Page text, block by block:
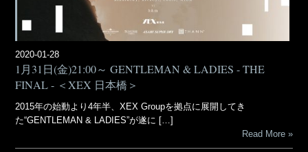
2020-01-28
1月31日(金)21:00～ GENTLEMAN & LADIES - THE
FINAL - ＜XEX 日本橋＞
2015年の始動より4年半、XEX Groupを拠点に展開してき
た“GENTLEMAN & LADIES”が遂に […]
Read More